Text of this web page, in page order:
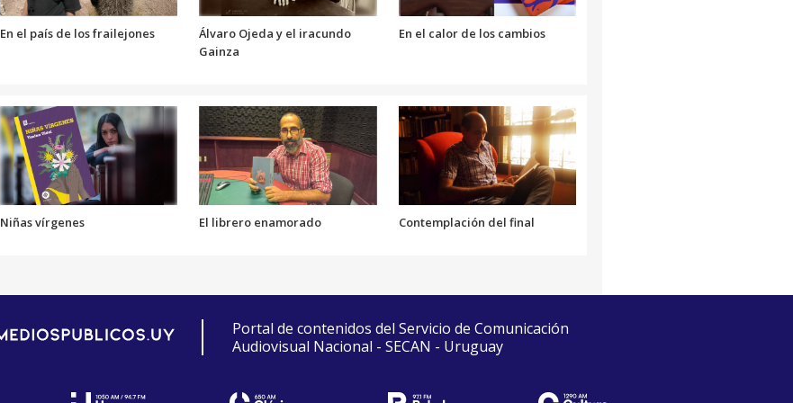
volumen.
En el país de los frailejones
Álvaro Ojeda y el iracundo
Gainza
En el calor de los cambios
Niñas vírgenes El librero enamorado Contemplación del final
Portal de contenidos del Servicio de Comunicación
Audiovisual Nacional - SECAN - Uruguay